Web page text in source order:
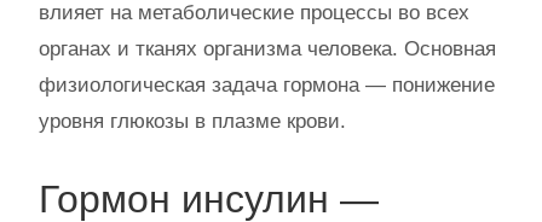
влияет на метаболические процессы во всех
органах и тканях организма человека. Основная
физиологическая задача гормона — понижение
уровня глюкозы в плазме крови.
Гормон инсулин —